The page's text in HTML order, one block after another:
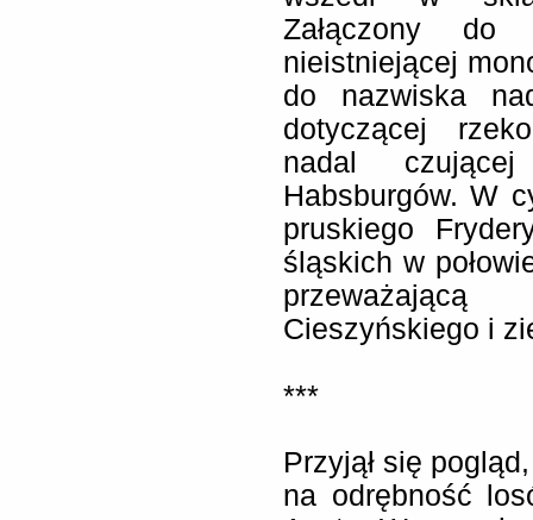
Załączony
nieistniejącej
do nazwiska
dotyczącej
nadal
Habsburgów. W
pruskiego
śląskich w
Cieszyńskiego i
***
Przyjął się
na odrębność